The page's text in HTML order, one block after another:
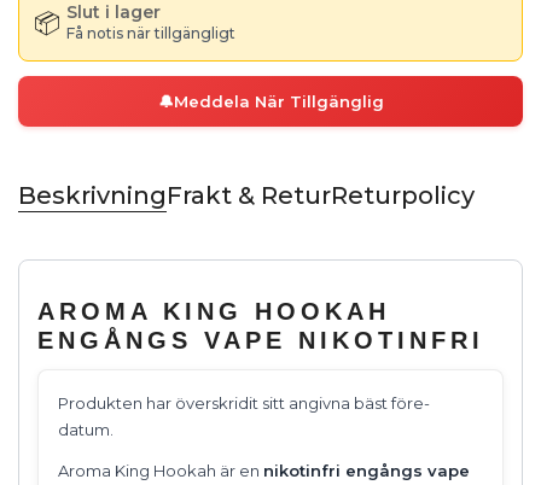
📦 Slut i lager
Få notis när tillgängligt
🔔Meddela När Tillgänglig
BeskrivningFrakt & ReturReturpolicy
AROMA KING HOOKAH
ENGÅNGS VAPE NIKOTINFRI
Produkten har överskridit sitt angivna bäst före-
datum.
Aroma King Hookah är en nikotinfri engångs vape